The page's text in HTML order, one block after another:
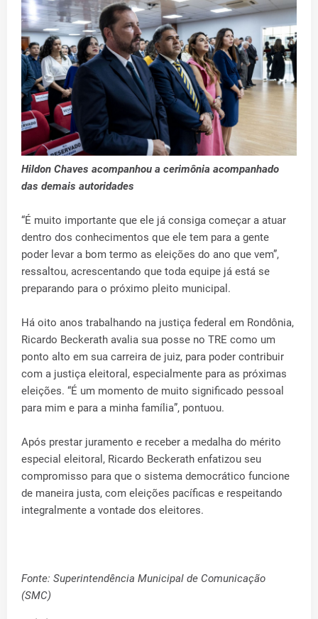
Hildon Chaves acompanhou a cerimônia acompanhado
das demais autoridades
“É muito importante que ele já consiga começar a atuar
dentro dos conhecimentos que ele tem para a gente
poder levar a bom termo as eleições do ano que vem”,
ressaltou, acrescentando que toda equipe já está se
preparando para o próximo pleito municipal.
Há oito anos trabalhando na justiça federal em Rondônia,
Ricardo Beckerath avalia sua posse no TRE como um
ponto alto em sua carreira de juiz, para poder contribuir
com a justiça eleitoral, especialmente para as próximas
eleições. “É um momento de muito significado pessoal
para mim e para a minha família”, pontuou.
Após prestar juramento e receber a medalha do mérito
especial eleitoral, Ricardo Beckerath enfatizou seu
compromisso para que o sistema democrático funcione
de maneira justa, com eleições pacíficas e respeitando
integralmente a vontade dos eleitores.
Fonte: Superintendência Municipal de Comunicação
(SMC)